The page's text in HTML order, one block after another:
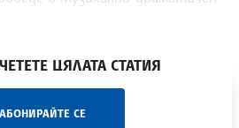
ЦЯЛАТА СТАТИЯ
АБОНИРАЙТЕ СЕ
за срещи отблизо с